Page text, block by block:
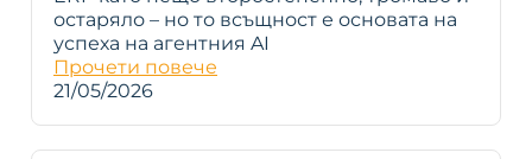
остаряло – но то всъщност е основата на
успеха на агентния AI
Прочети повече
21/05/2026